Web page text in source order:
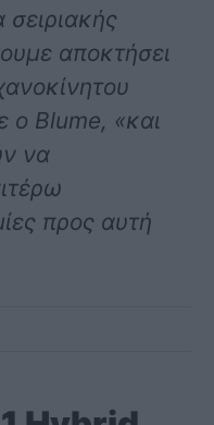
αποκτήσει
ο Blume, «και
να
προς αυτή